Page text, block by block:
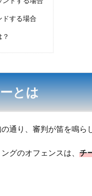
ドする場合
とは
通り、審判が笛を鳴ら
グのオフェンスは、 チ